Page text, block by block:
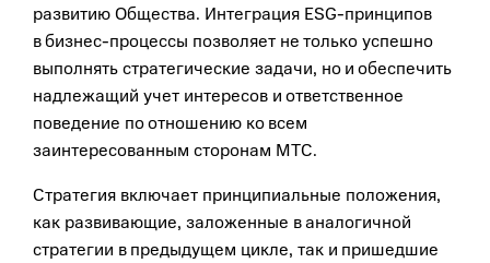
развитию Общества. Интеграция ESG-принципов
в бизнес-процессы позволяет не только успешно
выполнять стратегические задачи, но и обеспечить
надлежащий учет интересов и ответственное
поведение по отношению ко всем
заинтересованным сторонам МТС.
Стратегия включает принципиальные положения,
как развивающие, заложенные в аналогичной
стратегии в предыдущем цикле, так и пришедшие